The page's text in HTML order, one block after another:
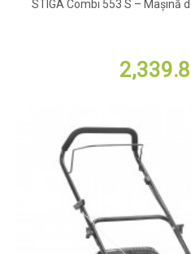
STIGA Combi 553 S – Mașină